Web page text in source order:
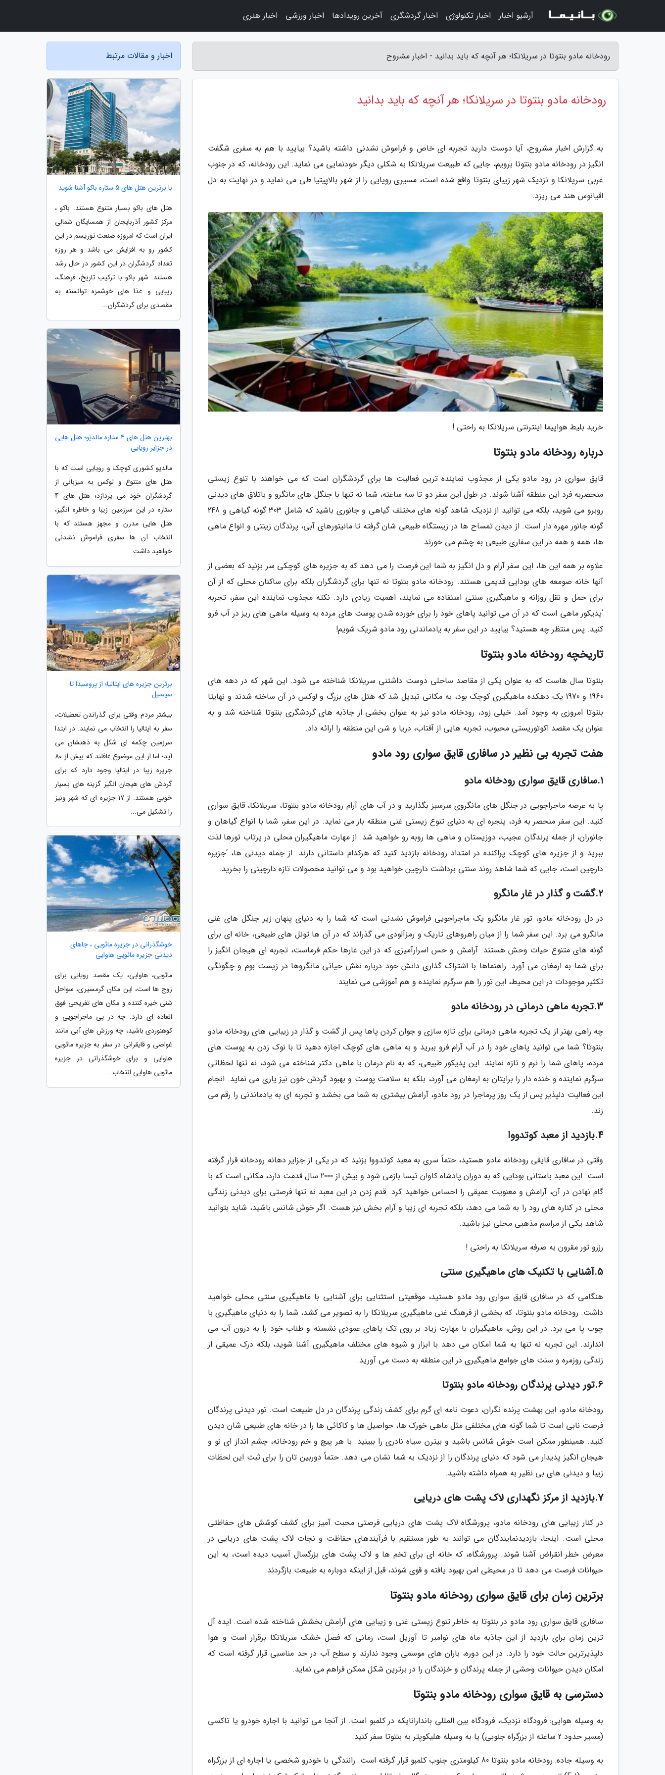
رودخانه مادو بنتوتا در سریلانکا؛ هر آنچه که باید بدانید - اخبار مشروح
رودخانه مادو بنتوتا در سریلانکا؛ هر آنچه که باید بدانید
به گزارش اخبار مشروح، آیا دوست دارید تجربه ای خاص و فراموش نشدنی داشته باشید؟ بیایید با هم به سفری شگفت
انگیز در رودخانه مادو بنتوتا برویم، جایی که طبیعت سریلانکا به شکلی دیگر خودنمایی می نماید. این رودخانه، که در جنوب
غربی سریلانکا و نزدیک شهر زیبای بنتوتا واقع شده است، مسیری رویایی را از شهر بالاپیتیا طی می نماید و در نهایت به دل
اقیانوس هند می ریزد.
خرید بلیط هواپیما اینترنتی سریلانکا به راحتی !
درباره رودخانه مادو بنتوتا
قایق سواری در رود مادو یکی از مجذوب نماینده ترین فعالیت ها برای گردشگران است که می خواهند با تنوع زیستی
منحصربه فرد این منطقه آشنا شوند. در طول این سفر دو تا سه ساعته، شما نه تنها با جنگل های مانگرو و باتلاق های دیدنی
روبرو می شوید، بلکه می توانید از نزدیک شاهد گونه های مختلف گیاهی و جانوری باشید که شامل 303 گونه گیاهی و 248
گونه جانور مهره دار است. از دیدن تمساح ها در زیستگاه طبیعی شان گرفته تا مانیتورهای آبی، پرندگان زینتی و انواع ماهی
ها، همه و همه در این سفاری طبیعی به چشم می خورند.
علاوه بر همه این ها، این سفر آرام و دل انگیز به شما این فرصت را می دهد که به جزیره های کوچکی سر بزنید که بعضی از
آنها خانه صومعه های بودایی قدیمی هستند. رودخانه مادو بنتوتا نه تنها برای گردشگران بلکه برای ساکنان محلی که از آن
برای حمل و نقل روزانه و ماهیگیری سنتی استفاده می نمایند، اهمیت زیادی دارد. نکته مجذوب نماینده این سفر، تجربه
‘پدیکور ماهی است که در آن می توانید پاهای خود را برای خورده شدن پوست های مرده به وسیله ماهی های ریز در آب فرو
کنید. پس منتظر چه هستید؟ بیایید در این سفر به یادماندنی رود مادو شریک شویم!
تاریخچه رودخانه مادو بنتوتا
بنتوتا سال هاست که به عنوان یکی از مقاصد ساحلی دوست داشتنی سریلانکا شناخته می شود. این شهر که در دهه های
1960 و 1970 یک دهکده ماهیگیری کوچک بود، به مکانی تبدیل شد که هتل های بزرگ و لوکس در آن ساخته شدند و نهایتا
بنتوتا امروزی به وجود آمد. خیلی زود، رودخانه مادو نیز به عنوان بخشی از جاذبه های گردشگری بنتوتا شناخته شد و به
عنوان یک مقصد اکوتوریستی محبوب، تجربه هایی از آفتاب، دریا و شن این منطقه را ارائه داد.
هفت تجربه بی نظیر در سافاری قایق سواری رود مادو
1.سافاری قایق سواری رودخانه مادو
پا به عرصه ماجراجویی در جنگل های مانگروی سرسبز بگذارید و در آب های آرام رودخانه مادو بنتوتا، سریلانکا، قایق سواری
کنید. این سفر منحصر به فرد، پنجره ای به دنیای تنوع زیستی غنی منطقه باز می نماید. در این سفر، شما با انواع گیاهان و
جانوران، از جمله پرندگان عجیب، دوزیستان و ماهی ها روبه رو خواهید شد. از مهارت ماهیگیران محلی در پرتاب تورها لذت
ببرید و از جزیره های کوچک پراکنده در امتداد رودخانه بازدید کنید که هرکدام داستانی دارند. از جمله دیدنی ها، ‘جزیره
دارچین است، جایی که شما شاهد روند سنتی برداشت دارچین خواهید بود و می توانید محصولات تازه دارچینی را بخرید.
2.گشت و گذار در غار مانگرو
در دل رودخانه مادو، تور غار مانگرو یک ماجراجویی فراموش نشدنی است که شما را به دنیای پنهان زیر جنگل های غنی
مانگرو می برد. این سفر شما را از میان راهروهای تاریک و رمزآلودی می گذراند که در آن ها تونل های طبیعی، خانه ای برای
گونه های متنوع حیات وحش هستند. آرامش و حس اسرارآمیزی که در این غارها حکم فرماست، تجربه ای هیجان انگیز را
برای شما به ارمغان می آورد. راهنماها با اشتراک گذاری دانش خود درباره نقش حیاتی مانگروها در زیست بوم و چگونگی
تکثیر موجودات در این محیط، این تور را هم سرگرم نماینده و هم آموزشی می نمایند.
3.تجربه ماهی درمانی در رودخانه مادو
چه راهی بهتر از یک تجربه ماهی درمانی برای تازه سازی و جوان کردن پاها پس از گشت و گذار در زیبایی های رودخانه مادو
بنتوتا؟ شما می توانید پاهای خود را در آب آرام فرو ببرید و به ماهی های کوچک اجازه دهید تا با نوک زدن به پوست های
مرده، پاهای شما را نرم و تازه نمایند. این پدیکور طبیعی، که به نام درمان با ماهی دکتر شناخته می شود، نه تنها لحظاتی
سرگرم نماینده و خنده دار را برایتان به ارمغان می آورد، بلکه به سلامت پوست و بهبود گردش خون نیز یاری می نماید. انجام
این فعالیت دلپذیر پس از یک روز پرماجرا در رود مادو، آرامش بیشتری به شما می بخشد و تجربه ای به یادماندنی را رقم می
زند.
4.بازدید از معبد کوتدووا
وقتی در سافاری قایقی رودخانه مادو هستید، حتماً سری به معبد کوتدووا بزنید که در یکی از جزایر دهانه رودخانه قرار گرفته
است. این معبد باستانی بودایی که به دوران پادشاه کاوان تیسا بازمی شود و بیش از 2000 سال قدمت دارد، مکانی است که با
گام نهادن در آن، آرامش و معنویت عمیقی را احساس خواهید کرد. قدم زدن در این معبد نه تنها فرصتی برای دیدنی زندگی
محلی در کناره های رود را به شما می دهد، بلکه تجربه ای زیبا و آرام بخش نیز هست. اگر خوش شانس باشید، شاید بتوانید
شاهد یکی از مراسم مذهبی محلی نیز باشید.
رزرو تور مقرون به صرفه سریلانکا به راحتی !
5.آشنایی با تکنیک های ماهیگیری سنتی
هنگامی که در سافاری قایق سواری رود مادو هستید، موقعیتی استثنایی برای آشنایی با ماهیگیری سنتی محلی خواهید
داشت. رودخانه مادو بنتوتا، که بخشی از فرهنگ غنی ماهیگیری سریلانکا را به تصویر می کشد، شما را به دنیای ماهیگیری با
چوب پا می برد. در این روش، ماهیگیران با مهارت زیاد بر روی تک پاهای عمودی نشسته و طناب خود را به درون آب می
اندازند. این تجربه نه تنها به شما امکان می دهد با ابزار و شیوه های مختلف ماهیگیری آشنا شوید، بلکه درک عمیقی از
زندگی روزمره و سنت های جوامع ماهیگیری در این منطقه به دست می آورید.
6.تور دیدنی پرندگان رودخانه مادو بنتوتا
رودخانه مادو، این بهشت پرنده نگران، دعوت نامه ای گرم برای کشف زندگی پرندگان در دل طبیعت است. تور دیدنی پرندگان
فرصت نابی است تا شما گونه های مختلفی مثل ماهی خورک ها، حواصیل ها و کاکائی ها را در خانه های طبیعی شان دیدن
کنید. همینطور ممکن است خوش شانس باشید و بیترن سیاه نادری را ببینید. با هر پیچ و خم رودخانه، چشم انداز ای نو و
هیجان انگیز پدیدار می شود که دنیای پرندگان را از نزدیک به شما نشان می دهد. حتماً دوربین تان را برای ثبت این لحظات
زیبا و دیدنی های بی نظیر به همراه داشته باشید.
7.بازدید از مرکز نگهداری لاک پشت های دریایی
در کنار زیبایی های رودخانه مادو، پرورشگاه لاک پشت های دریایی فرصتی محبت آمیز برای کشف کوشش های حفاظتی
محلی است. اینجا، بازدیدنمایندگان می توانند به طور مستقیم با فرآیندهای حفاظت و نجات لاک پشت های دریایی در
معرض خطر انقراض آشنا شوند. پرورشگاه، که خانه ای برای تخم ها و لاک پشت های بزرگسال آسیب دیده است، به این
حیوانات فرصت می دهد تا در محیطی امن بهبود یافته و قوی شوند، قبل از اینکه دوباره به طبیعت بازگردند.
برترین زمان برای قایق سواری رودخانه مادو بنتوتا
سافاری قایق سواری رود مادو در بنتوتا به خاطر تنوع زیستی غنی و زیبایی های آرامش بخشش شناخته شده است. ایده آل
ترین زمان برای بازدید از این جاذبه ماه های نوامبر تا آوریل است، زمانی که فصل خشک سریلانکا برقرار است و هوا
دلپذیرترین حالت خود را دارد. در این دوره، باران های موسمی وجود ندارند و سطح آب در حد مناسبی قرار گرفته است که
امکان دیدن حیوانات وحشی از جمله پرندگان و خزندگان را در برترین شکل ممکن فراهم می نماید.
دسترسی به قایق سواری رودخانه مادو بنتوتا
به وسیله هوایی: فرودگاه نزدیک، فرودگاه بین المللی باندارانایکه در کلمبو است. از آنجا می توانید با اجاره خودرو یا تاکسی
(مسیر حدود 2 ساعته از بزرگراه جنوبی) یا به وسیله هلیکوپتر به بنتوتا سفر کنید.
به وسیله جاده: رودخانه مادو بنتوتا 80 کیلومتری جنوب کلمبو قرار گرفته است. رانندگی با خودرو شخصی یا اجاره ای از بزرگراه
اخبار و مقالات مرتبط
با برترین هتل های 5 ستاره باکو آشنا شوید
هتل های باکو بسیار متنوع هستند. باکو ،
مرکز کشور آذربایجان از همسایگان شمالی
ایران است که امروزه صنعت توریسم در این
کشور رو به افزایش می باشد و هر روزه
تعداد گردشگران در این کشور در حال رشد
هستند. شهر باکو با ترکیب تاریخ، فرهنگ،
زیبایی و غذا های خوشمزه توانسته به
مقصدی برای گردشگران...
بهترین هتل های 4 ستاره مالدیو؛ هتل هایی
در جزایر رویایی
مالدیو کشوری کوچک و رویایی است که با
هتل های متنوع و لوکس به میزبانی از
گردشگران خود می پردازد؛ هتل های 4
ستاره در این سرزمین زیبا و خاطره انگیز،
هتل هایی مدرن و مجهز هستند که با
انتخاب آن ها سفری فراموش نشدنی
خواهید داشت.
برترین جزیره های ایتالیا؛ از پروسیدا تا
سیسیل
بیشتر مردم وقتی برای گذراندن تعطیلات،
سفر به ایتالیا را انتخاب می نمایند. در ابتدا
سرزمین چکمه ای شکل به ذهنشان می
آید؛ اما از این موضوع غافلند که بیش از 80
جزیره زیبا در ایتالیا وجود دارد که برای
گردش های هیجان انگیز گزینه های بسیار
خوبی هستند. از 17 جزیره ای که شهر ونیز
را تشکیل می...
خوشگذرانی در جزیره مائویی ، جاهای
دیدنی جزیره مائویی هاوایی
مائویی، هاوایی، یک مقصد رویایی برای
زوج ها است، این مکان گرمسیری، سواحل
شنی خیره کننده و مکان های تفریحی فوق
العاده ای دارد. چه در پی ماجراجویی و
کوهنوردی باشید، چه ورزش های آبی مانند
غواصی و قایقرانی در سفر به جزیره مائویی
هاوایی و برای خوشگذرانی در جزیره
مائویی هاوایی انتخاب...
آرشیو اخبار اخبار تکنولوژی اخبار گردشگری آخرین رویدادها اخبار ورزشی اخبار هنری